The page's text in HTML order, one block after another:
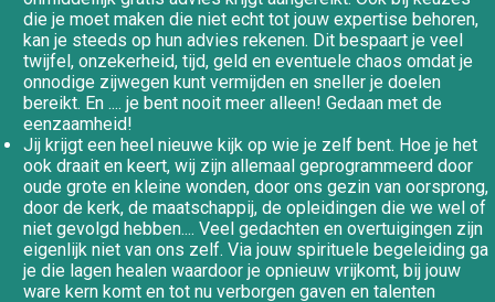
die je moet maken die niet echt tot jouw expertise behoren,
kan je steeds op hun advies rekenen. Dit bespaart je veel
twijfel, onzekerheid, tijd, geld en eventuele chaos omdat je
onnodige zijwegen kunt vermijden en sneller je doelen
bereikt. En .... je bent nooit meer alleen! Gedaan met de
eenzaamheid!
Jij krijgt een heel nieuwe kijk op wie je zelf bent. Hoe je het
ook draait en keert, wij zijn allemaal geprogrammeerd door
oude grote en kleine wonden, door ons gezin van oorsprong,
door de kerk, de maatschappij, de opleidingen die we wel of
niet gevolgd hebben.... Veel gedachten en overtuigingen zijn
eigenlijk niet van ons zelf. Via jouw spirituele begeleiding ga
je die lagen healen waardoor je opnieuw vrijkomt, bij jouw
ware kern komt en tot nu verborgen gaven en talenten